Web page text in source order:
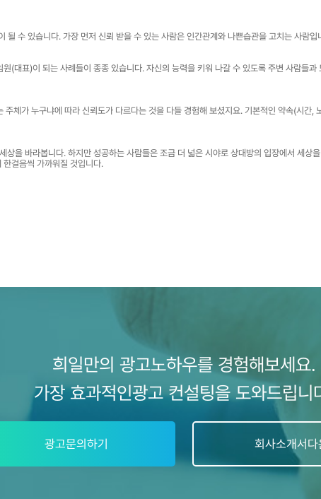
될 수 있습니다. 가장 먼저 신뢰 받을 수 있는 사람은 인간관계와 나쁜습관을 고치는 사람입
(대표)이 되는 사례들이 종종 있습니다. 자신의 능력을 키워 나갈 수 있도록 주변 사람들과
주체가 누구냐에 따라 신뢰도가 다르다는 것을 다들 경험해 보셨지요. 기본적인 약속(시간,
상을 바라봅니다. 하지만 성공하는 사람들은 조금 더 넓은 시야로 상대방의 입장에서 세상
걸음씩 가까워질 것입니다.
희일만의 광고노하우를 경험해보세요.
가장 효과적인광고 컨설팅을 도와드립니
광고문의하기 회사소개서다